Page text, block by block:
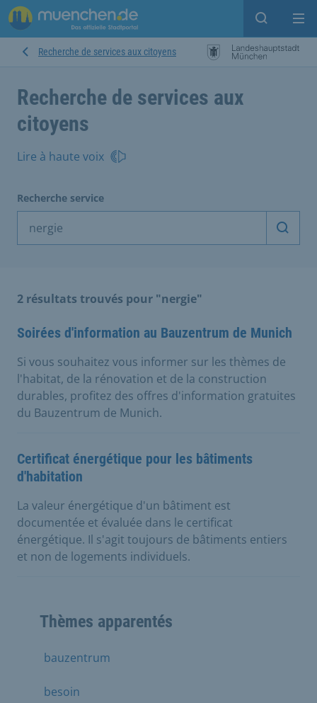
Open
Recherche de services aux citoyens
Recherche de services aux
citoyens
Lire à haute voix
Recherche service
2 résultats trouvés pour "nergie"
Soirées d'information au Bauzentrum de Munich
Si vous souhaitez vous informer sur les thèmes de
l'habitat, de la rénovation et de la construction
durables, profitez des offres d'information gratuites
du Bauzentrum de Munich.
Certificat énergétique pour les bâtiments
d'habitation
La valeur énergétique d'un bâtiment est
documentée et évaluée dans le certificat
énergétique. Il s'agit toujours de bâtiments entiers
et non de logements individuels.
Thèmes apparentés
bauzentrum
besoin